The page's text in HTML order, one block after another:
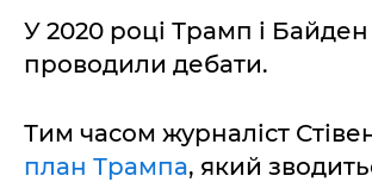
У 2020 році Трамп і Байден
проводили дебати.
Тим часом журналіст
план Трампа, який